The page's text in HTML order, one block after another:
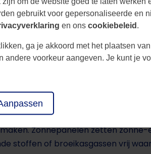
doen naar
maatregelen nemen. Zo
goed isoleren. Hoe hoger de
glas voor het beste resultaat.
ook verbeterd. Een hybride
te maken van een hybride
van zonnepanelen op het dak is
Zonnepanelen zetten
stoffen of broeikasgassen vrij
gebruikt voor gepersonaliseerde en
en ons cookiebeleid .
ga je akkoord met het plaatsen
andere voorkeur aangeven. Je kunt je